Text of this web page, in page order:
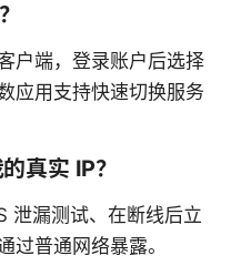
户端，登录账户后选择
应用支持快速切换服务
真实 IP？
泄漏测试、在断线后立
过普通网络暴露。